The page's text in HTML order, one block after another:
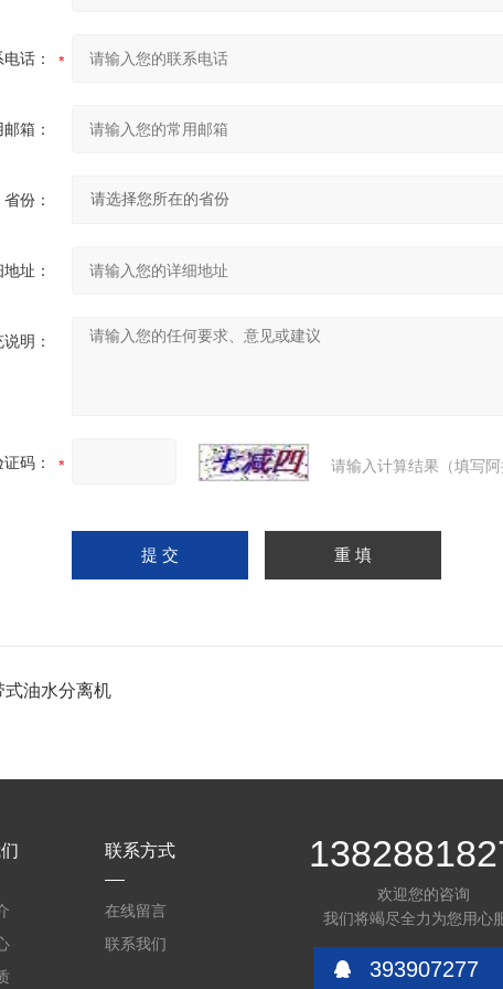
话：
箱：
省份：
址：
明：
码： 请输入计算结果（填写
式油水分离机
联系方式
在线留言
联系我们
欢迎您的咨询
我们将竭尽全力为您用心
393907277